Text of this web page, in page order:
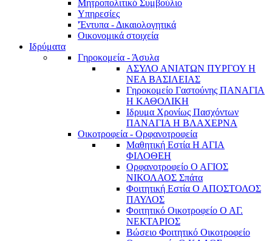
Μητροπολιτικό Συμβούλιο
Υπηρεσίες
'Έντυπα - Δικαιολογητικά
Οικονομικά στοιχεία
Ιδρύματα
Γηροκομεία - Άσυλα
ΑΣΥΛΟ ΑΝΙΑΤΩΝ ΠΥΡΓΟΥ Η
ΝΕΑ ΒΑΣΙΛΕΙΑΣ
Γηροκομείο Γαστούνης ΠΑΝΑΓΙΑ
Η ΚΑΘΟΛΙΚΗ
Ιδρυμα Χρονίως Πασχόντων
ΠΑΝΑΓΙΑ Η ΒΛΑΧΕΡΝΑ
Οικοτροφεία - Ορφανοτροφεία
Μαθητική Εστία Η ΑΓΙΑ
ΦΙΛΟΘΕΗ
Ορφανοτροφείο Ο ΑΓΙΟΣ
ΝΙΚΟΛΑΟΣ Σπάτα
Φοιτητική Εστία Ο ΑΠΟΣΤΟΛΟΣ
ΠΑΥΛΟΣ
Φοιτητικό Οικοτροφείο Ο ΑΓ.
ΝΕΚΤΑΡΙΟΣ
Βώσειο Φοιτητικό Οικοτροφείο